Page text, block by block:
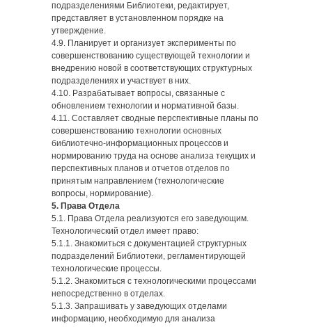
подразделениями Библиотеки, редактирует,
представляет в установленном порядке на
утверждение.
4.9. Планирует и организует эксперименты по
совершенствованию существующей технологии и
внедрению новой в соответствующих структурных
подразделениях и участвует в них.
4.10. Разрабатывает вопросы, связанные с
обновлением технологии и нормативной базы.
4.11. Составляет сводные перспективные планы по
совершенствованию технологии основных
библиотечно-информационных процессов и
нормированию труда на основе анализа текущих и
перспективных планов и отчетов отделов по
принятым направлением (технологические
вопросы, нормирование).
5. Права Отдела
5.1. Права Отдела реализуются его заведующим.
Технологический отдел имеет право:
5.1.1. Знакомиться с документацией структурных
подразделений Библиотеки, регламентирующей
технологические процессы.
5.1.2. Знакомиться с технологическими процессами
непосредственно в отделах.
5.1.3. Запрашивать у заведующих отделами
информацию, необходимую для анализа